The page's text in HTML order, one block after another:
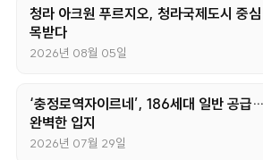
청라 아크원 푸르지오, 청라국제도시 중
목받다
2026년 08월 05일
‘충정로역자이르네’, 186세대 일반 공급
완벽한 입지
2026년 07월 29일